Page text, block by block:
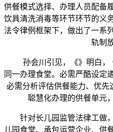
供餐模式选择、办理人员配备
饮具清洗消毒等环节环节的义
法令律例框架下，做出了一系
轨制
孙会川引见，《》明白，
同一办理食堂。必需严酷设定
必需分析评估供餐能力、优先
聪慧化办理的供餐单元
针对长儿园监管法律工做，
儿园食堂、承包运营企业、供